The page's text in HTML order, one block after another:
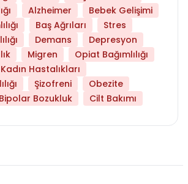
Alzheimer
Bebek Gelişimi
Baş Ağrıları
Stres
Demans
Depresyon
Migren
Opiat Bağımlılığı
Kadın Hastalıkları
Şizofreni
Obezite
Bipolar Bozukluk Cilt Bakımı